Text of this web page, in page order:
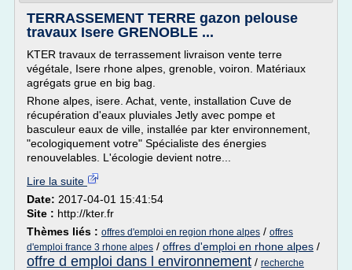
TERRASSEMENT TERRE gazon pelouse
travaux Isere GRENOBLE ...
KTER travaux de terrassement livraison vente terre
végétale, Isere rhone alpes, grenoble, voiron. Matériaux
agrégats grue en big bag.
Rhone alpes, isere. Achat, vente, installation Cuve de
récupération d'eaux pluviales Jetly avec pompe et
basculeur eaux de ville, installée par kter environnement,
"ecologiquement votre" Spécialiste des énergies
renouvelables. L'écologie devient notre...
Lire la suite
Date: 2017-04-01 15:41:54
Site : http://kter.fr
Thèmes liés : offres d'emploi en region rhone alpes / offres
d'emploi france 3 rhone alpes / offres d'emploi en rhone alpes /
offre d emploi dans l environnement / recherche